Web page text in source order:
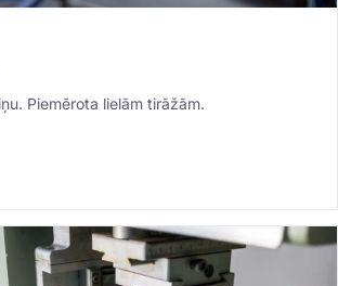
Piemērota lielām tirāžām.